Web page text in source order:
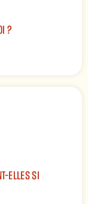
?
ELLES SI